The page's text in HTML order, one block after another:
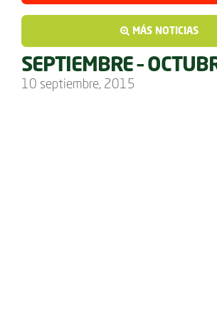
MÁS NOTICIAS
SEPTIEMBRE –
10 septiembre, 2015